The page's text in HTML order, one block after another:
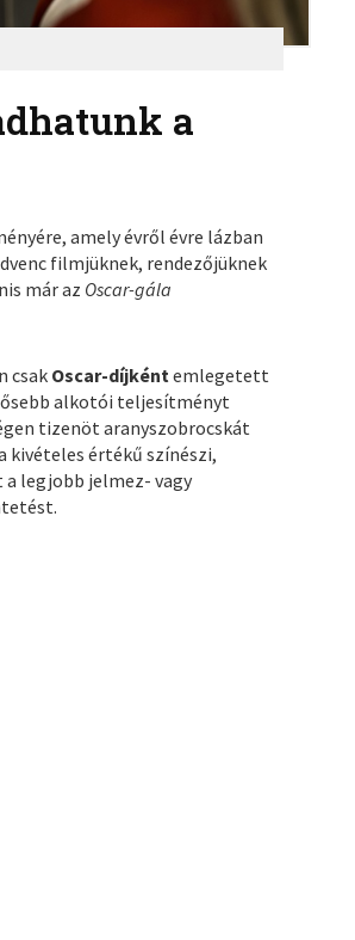
a
amely évről évre lázban
filmjüknek, rendezőjüknek
már az Oscar-gála
csak Oscar-díjkéntemlegetett
alkotói teljesítményt
tizenöt aranyszobrocskát
kivételes értékű színészi,
legjobb jelmez- vagy